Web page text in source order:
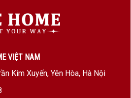
VIỆT NAM
Kim Xuyến, Yên Hòa, Hà Nội